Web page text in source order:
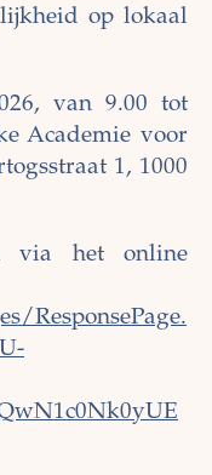
op lokaal
van 9.00 tot
Academie voor
1, 1000
via het online
ResponsePage.